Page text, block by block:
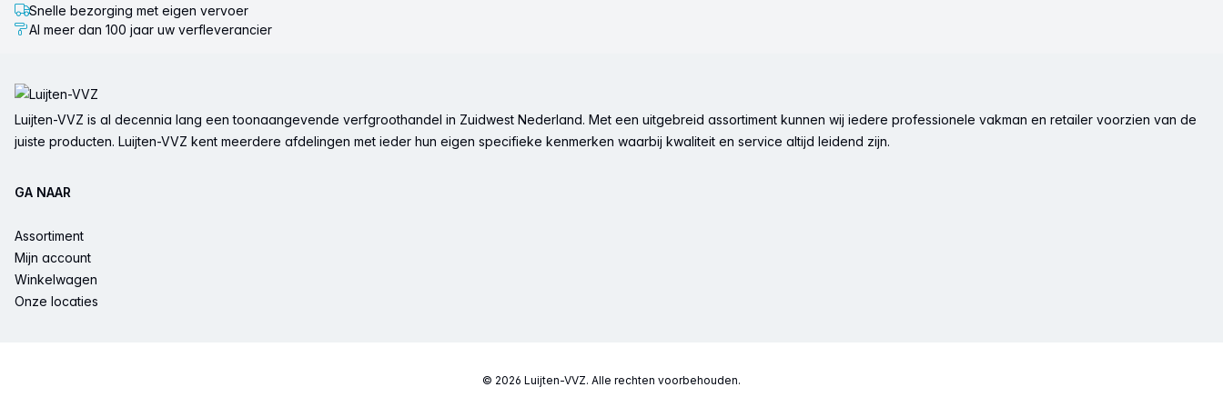
Snelle bezorging met eigen vervoer
Al meer dan 100 jaar uw verfleverancier
Luijten-VVZ is al decennia lang een toonaangevende verfgroothandel in Zuidwest Nederland. Met een uitgebreid assortiment kunnen wij iedere professionele vakman en retailer voorzien van de
juiste producten. Luijten-VVZ kent meerdere afdelingen met ieder hun eigen specifieke kenmerken waarbij kwaliteit en service altijd leidend zijn.
GA NAAR
Assortiment
Mijn account
Winkelwagen
Onze locaties
© 2026 Luijten-VVZ. Alle rechten voorbehouden.